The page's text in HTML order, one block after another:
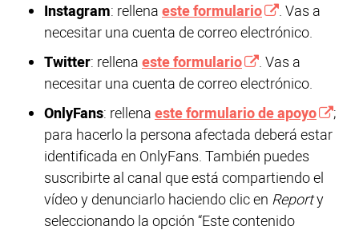
Instagram: rellenaeste formulario
. Vas a
necesitar una cuenta de correo electrónico.
Twitter: rellenaeste formulario
. Vas a
necesitar una cuenta de correo electrónico.
OnlyFans: rellenaeste formulario de apoyo
;
para hacerlo la persona afectada deberá estar
identificada en OnlyFans. También puedes
suscribirte al canal que está compartiendo el
vídeo y denunciarlo haciendo clic en Reporty
seleccionando la opción “Este contenido